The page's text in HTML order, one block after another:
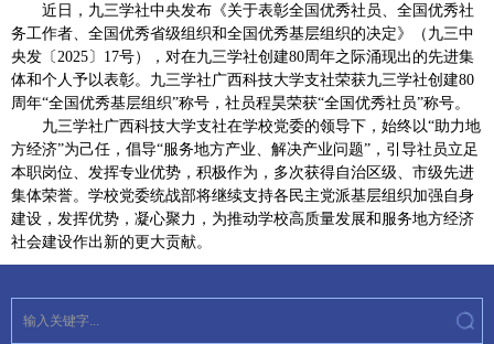
近日，九三学社中央发布《关于表彰全国优秀社员、全国优秀社
务工作者、全国优秀省级组织和全国优秀基层组织的决定》（九三中
央发〔2025〕17号），对在九三学社创建80周年之际涌现出的先进集
体和个人予以表彰。九三学社广西科技大学支社荣获九三学社创建80
周年“全国优秀基层组织”称号，社员程昊荣获“全国优秀社员”称号。
九三学社广西科技大学支社在学校党委的领导下，始终以“助力地
方经济”为己任，倡导“服务地方产业、解决产业问题”，引导社员立足
本职岗位、发挥专业优势，积极作为，多次获得自治区级、市级先进
集体荣誉。学校党委统战部将继续支持各民主党派基层组织加强自身
建设，发挥优势，凝心聚力，为推动学校高质量发展和服务地方经济
社会建设作出新的更大贡献。